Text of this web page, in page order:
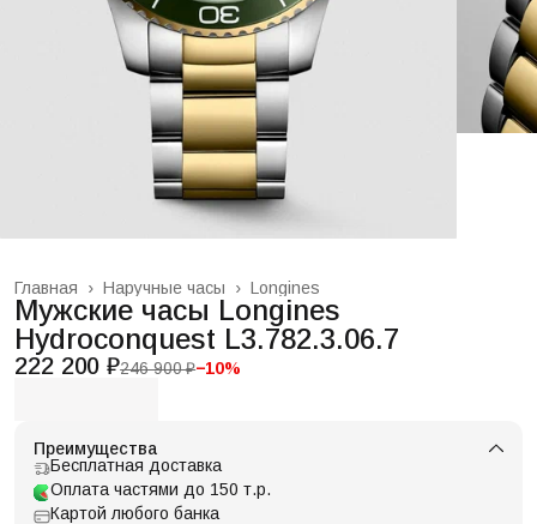
Longines
Наручные часы ›
Главная ›
Мужские часы Longines
Hydroconquest L3.782.3.06.7
222 200 ₽246 900 ₽−10%
Преимущества
Бесплатная доставка
Оплата частями до 150 т.р.
Картой любого банка